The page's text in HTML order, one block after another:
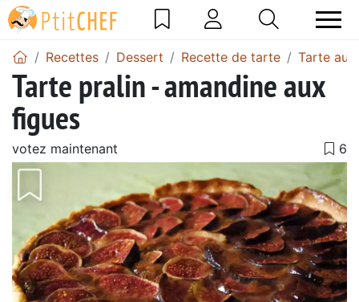
Recettes Dessert Recette de tarte Tarte
Tarte pralin - amandine aux
figues
votez maintenant